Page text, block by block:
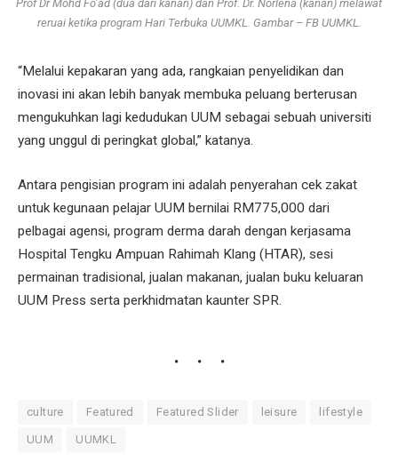
Prof Dr Mohd Fo’ad (dua dari kanan) dan Prof. Dr. Norlena (kanan) melawat
reruai ketika program Hari Terbuka UUMKL. Gambar – FB UUMKL.
“Melalui kepakaran yang ada, rangkaian penyelidikan dan
inovasi ini akan lebih banyak membuka peluang berterusan
mengukuhkan lagi kedudukan UUM sebagai sebuah universiti
yang unggul di peringkat global,” katanya.
Antara pengisian program ini adalah penyerahan cek zakat
untuk kegunaan pelajar UUM bernilai RM775,000 dari
pelbagai agensi, program derma darah dengan kerjasama
Hospital Tengku Ampuan Rahimah Klang (HTAR), sesi
permainan tradisional, jualan makanan, jualan buku keluaran
UUM Press serta perkhidmatan kaunter SPR.
culture Featured Featured Slider leisure lifestyle
UUM UUMKL